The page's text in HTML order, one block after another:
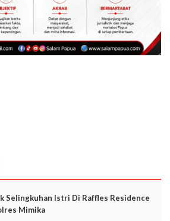
Selingkuhan Istri Di Raffles Residence
Mimika